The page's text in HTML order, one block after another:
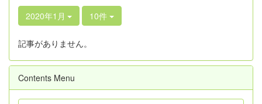
2020年1月 10件
記事がありません。
Contents Menu